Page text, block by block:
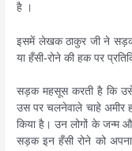
है ।
इसमें लेखक ठाकुर जी ने
या हँसी-रोने की हक पर
सड़क महसूस करती है कि उसे
उस पर चलनेवाले चाहे अमीर
किया है। उन लोगों के जन्म
सड़क इन हँसी रोने को